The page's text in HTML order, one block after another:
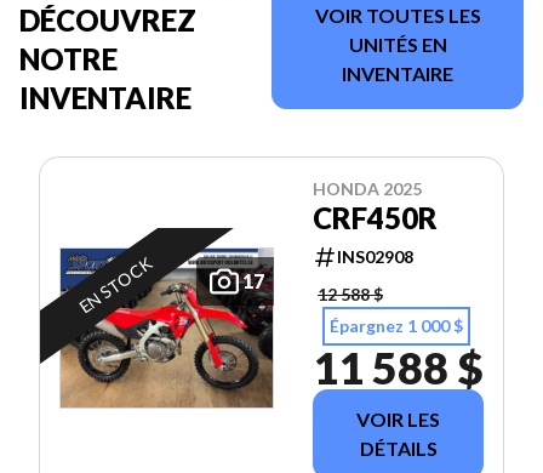
DÉCOUVREZ
NOTRE
INVENTAIRE
VOIR TOUTES LES
UNITÉS EN
INVENTAIRE
17
EN STOCK
HONDA 2025
CRF450R
INS02908
12 588 $
Épargnez 1 000 $
11 588 $
VOIR LES
DÉTAILS